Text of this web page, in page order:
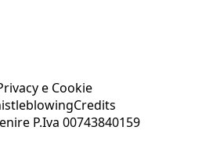
e Cookie
Credits
P.Iva 00743840159